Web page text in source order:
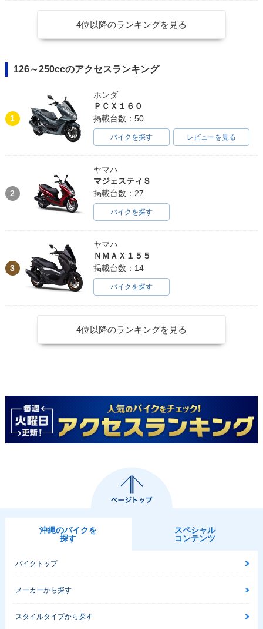
4位以降のランキングを見る
126～250ccのアクセスランキング
1
ホンダ
ＰＣＸ１６０
掲載台数：50
バイクを探す レビューを見る
2
ヤマハ
マジェスティＳ
掲載台数：27
バイクを探す
3
ヤマハ
ＮＭＡＸ１５５
掲載台数：14
バイクを探す
4位以降のランキングを見る
沖縄のバイクを
探す
スペシャル
コンテンツ
バイクトップ
メーカーから探す
スタイルタイプから探す